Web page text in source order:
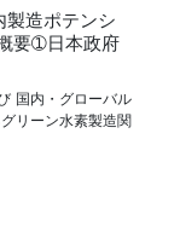
造ポテンシ
要➀日本政府
国内・グローバル
リーン水素製造関